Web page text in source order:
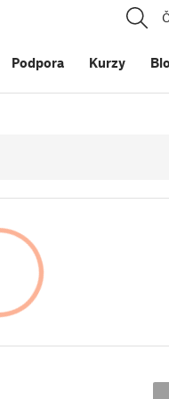
Podpora Kurzy